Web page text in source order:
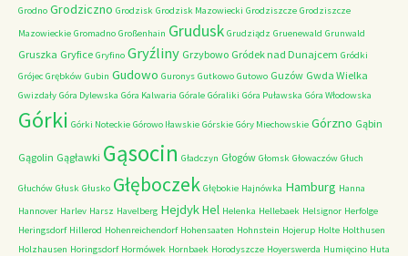
Grodno Grodziczno Grodzisk Grodzisk Mazowiecki Grodziszcze Grodziszcze
Mazowieckie Gromadno Großenhain Grudusk Grudziądz Gruenewald Grunwald
Gruszka Gryfice Gryfino Gryźliny Grzybowo Gródek nad Dunajcem Gródki
Grójec Grębków Gubin Gudowo Guronys Gutkowo Gutowo Guzów Gwda Wielka
Gwizdały Góra Dylewska Góra Kalwaria Górale Góraliki Góra Puławska Góra Włodowska
Górki Górki Noteckie Górowo Iławskie Górskie Góry Miechowskie Górzno Gąbin
Gągolin Gągławki Gąsocin Gładczyn Głogów Głomsk Głowaczów Głuch
Głuchów Głusk Głusko Głęboczek Głębokie Hajnówka Hamburg Hanna
Hannover Harlev Harsz Havelberg HejdykHel Helenka Hellebaek Helsignor Herfolge
Heringsdorf Hillerod Hohenreichendorf Hohensaaten Hohnstein Hojerup Holte Holthusen
Holzhausen Horingsdorf Hormówek Hornbaek Horodyszcze Hoyerswerda Humięcino Huta